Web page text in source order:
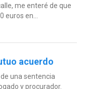
me enteré de que
en...
acuerdo
una sentencia
y procurador.